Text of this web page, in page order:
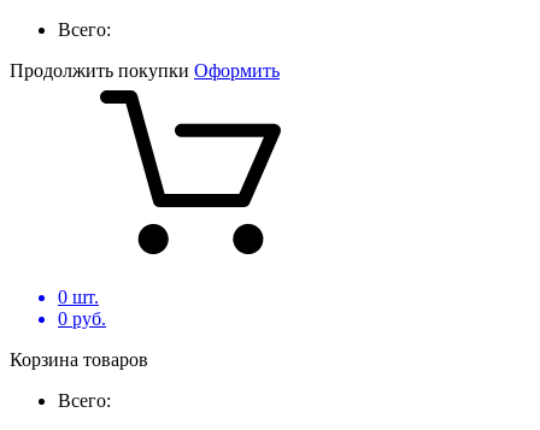
Всего:
Продолжить покупки Оформить
0 шт.
0 руб.
Корзина товаров
Всего: